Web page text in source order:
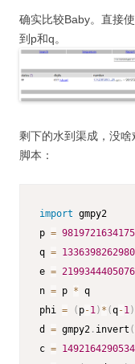
确实比较Baby。直接
到p和q。
剩下的水到渠成，没啥
脚本：
import gmpy2
p =
q =
e =
n = p * q
phi = ( p-1) * (q-1)
d = gmpy2 . invert (
c =